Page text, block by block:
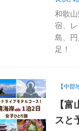
和歌
宿、
島、
足！
【中部
【
スと